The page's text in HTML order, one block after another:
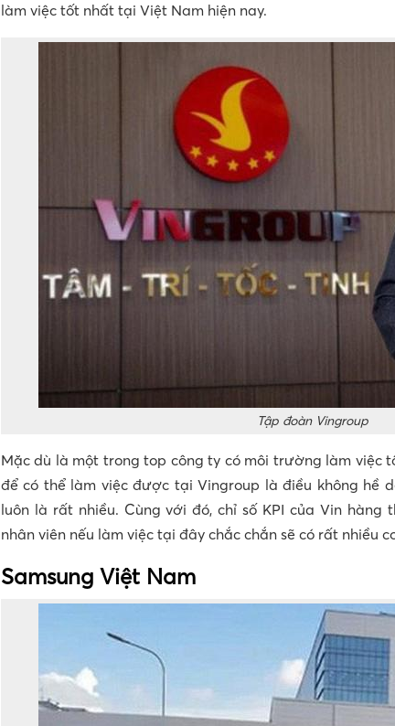
làm việc tốt nhất tại Việt Nam hiện nay.
Tập đoàn Vingroup
Mặc dù là một trong top công ty có môi trường làm việc
để có thể làm việc được tại Vingroup là điều không hề
luôn là rất nhiều. Cùng với đó, chỉ số KPI của Vin hàng
nhân viên nếu làm việc tại đây chắc chắn sẽ có rất nhiều
Samsung Việt Nam